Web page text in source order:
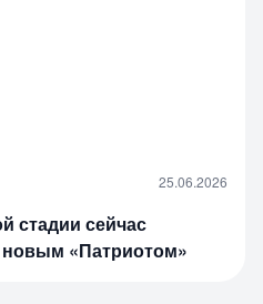
25.06.2026
стадии сейчас
новым «Патриотом»